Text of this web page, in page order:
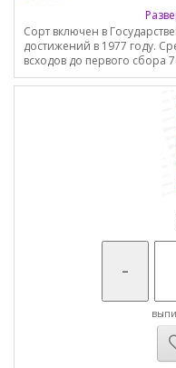
Сорт включен в
достижений в 1977 году.
всходов до первого сбора
-